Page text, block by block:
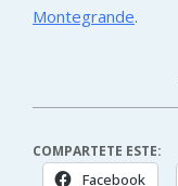
Montegrande.
COMPARTETE ESTE:
Facebook